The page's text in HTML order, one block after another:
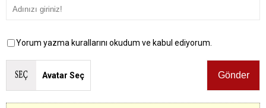
Yorum yazma kurallarını okudum ve kabul ediyorum.
Avatar Seç